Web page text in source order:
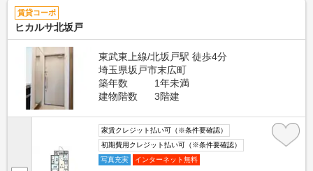
賃貸コーポ
ヒカルサ北坂戸
東武東上線/北坂戸駅 徒歩4分
埼玉県坂戸市末広町
築年数
1年未満
建物階数
3階建
家賃クレジット払い可（※条件要確認）
初期費用クレジット払い可（※条件要確認）
写真充実
インターネット無料